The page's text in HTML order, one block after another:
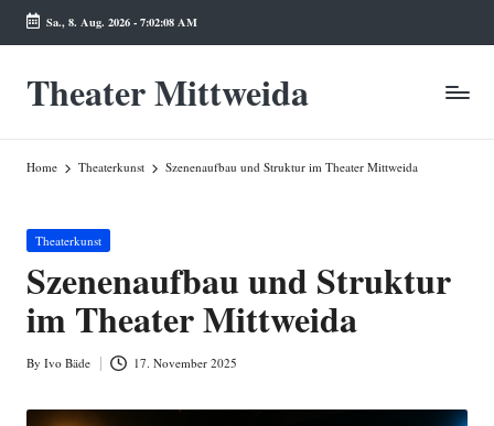
Skip
Sa., 8. Aug. 2026-7:02:09 AM
Theater Mittweida
Home Theaterkunst Szenenaufbau und Struktur im Theater Mittweida
Posted
Theaterkunst
Szenenaufbau und Struktur
im Theater Mittweida
Posted
By Ivo Bäde 17. November 2025